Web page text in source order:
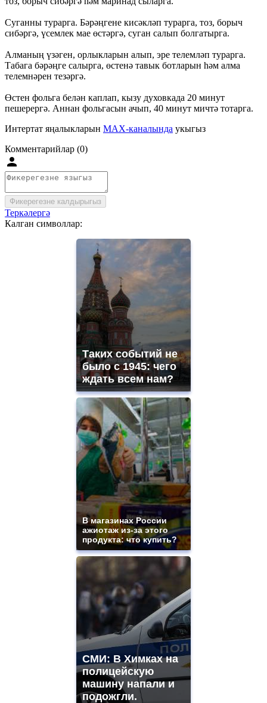
Суганны турарга. Бәрәңгене кисәкләп турарга, тоз, борыч
сибәргә, үсемлек мае өстәргә, суган салып болгатырга.
Алманың үзәген, орлыкларын алып, эре телемләп турарга.
Табага бәрәңге салырга, өстенә тавык ботларын һәм алма
телемнәрен тезәргә.
Өстен фольга белән каплап, кызу духовкада 20 минут
пешерергә. Аннан фольгасын ачып, 40 минут мичтә тотарга.
Интертат яңалыкларын MAX-каналында укыгыз
Комментарийлар (0)
Фикерегезне калдырыгыз
Теркәлергә
Калган символлар:
Таких событий не
было с 1945: чего
ждать всем нам?
В магазинах России
ажиотаж из-за этого
продукта: что купить?
СМИ: В Химках на
полицейскую
машину напали и
подожгли.